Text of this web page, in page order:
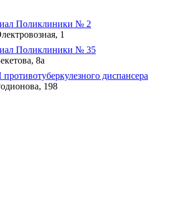
Поликлиники № 2
1
Поликлиники № 35
8а
диспансера
198